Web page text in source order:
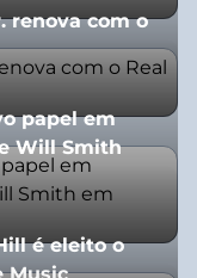
renova com o
papel em
Will Smith
é eleito o